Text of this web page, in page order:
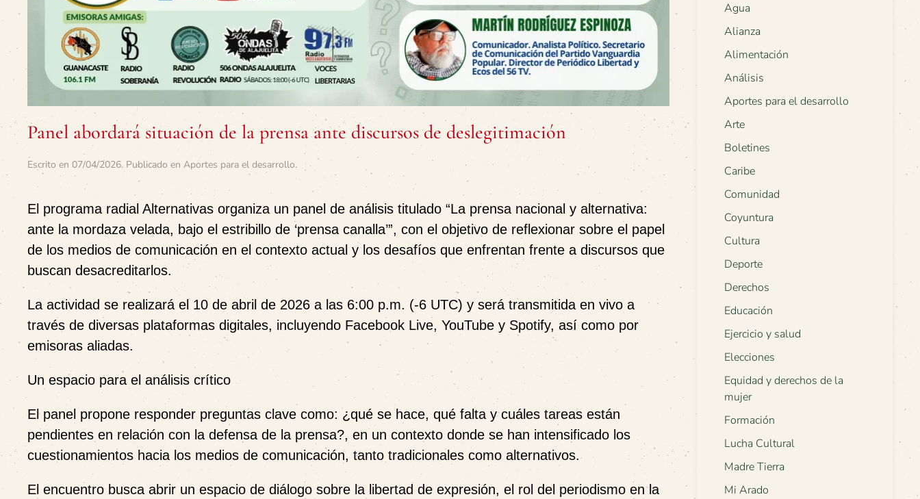
Panel abordará situación de la prensa ante discursos de deslegitimación
Escrito en 07/04/2026. Publicado en Aportes para el desarrollo.
El programa radial Alternativas organiza un panel de análisis titulado “La prensa nacional y alternativa:
ante la mordaza velada, bajo el estribillo de ‘prensa canalla’”, con el objetivo de reflexionar sobre el papel
de los medios de comunicación en el contexto actual y los desafíos que enfrentan frente a discursos que
buscan desacreditarlos.
La actividad se realizará el 10 de abril de 2026 a las 6:00 p.m. (-6 UTC) y será transmitida en vivo a
través de diversas plataformas digitales, incluyendo Facebook Live, YouTube y Spotify, así como por
emisoras aliadas.
Un espacio para el análisis crítico
El panel propone responder preguntas clave como: ¿qué se hace, qué falta y cuáles tareas están
pendientes en relación con la defensa de la prensa?, en un contexto donde se han intensificado los
cuestionamientos hacia los medios de comunicación, tanto tradicionales como alternativos.
El encuentro busca abrir un espacio de diálogo sobre la libertad de expresión, el rol del periodismo en la
Agua
Alianza
Alimentación
Análisis
Aportes para el desarrollo
Arte
Boletines
Caribe
Comunidad
Coyuntura
Cultura
Deporte
Derechos
Educación
Ejercicio y salud
Elecciones
Equidad y derechos de la
mujer
Formación
Lucha Cultural
Madre Tierra
Mi Arado